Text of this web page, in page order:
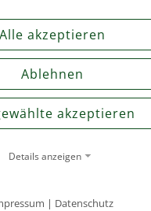
losgeht, und laden
ein, auch weiterhin
möchte
und
Bauphase fortsetzen.
Alle akzeptieren
Ablehnen
akzeptieren
Details anzeigen
| Datenschutz